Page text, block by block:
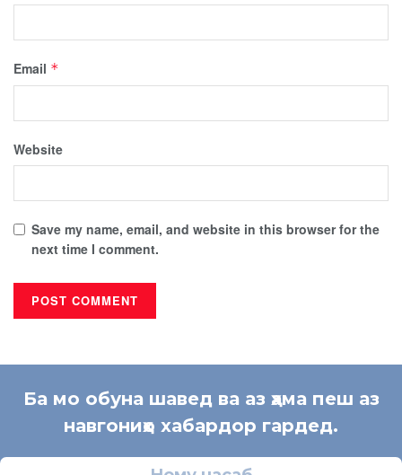
Email *
Website
Save my name, email, and website in this browser for the
next time I comment.
Ба мо обуна шавед ва аз ҳама пеш аз
навгониҳо хабардор гардед.